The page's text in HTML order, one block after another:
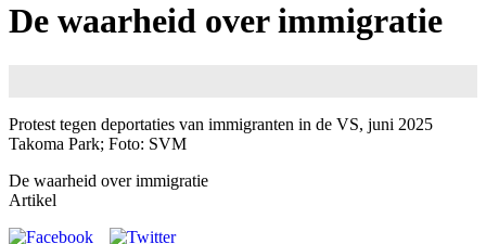
De waarheid over immigratie
Protest tegen deportaties van immigranten in de VS, juni 2025
Takoma Park; Foto: SVM
De waarheid over immigratie
Artikel